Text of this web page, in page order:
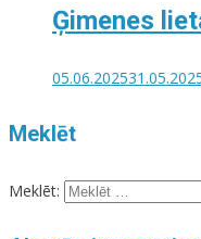
Ģimenes
05.06.2025
Meklēt
Meklēt: